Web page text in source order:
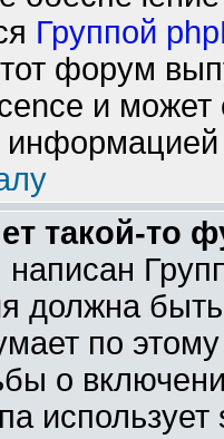
Группой
форум
и может
такой-то
должна
по
о